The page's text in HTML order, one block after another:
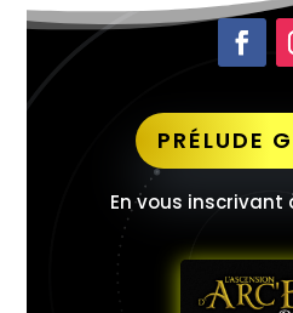
PRÉLUDE
En vous inscrivant